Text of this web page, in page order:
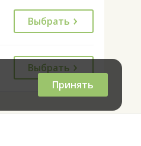
Выбрать
Выбрать
Принять